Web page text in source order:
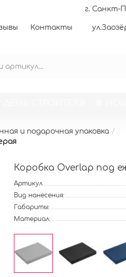
Контакты
г. Санкт-
и подарочная упаковка
Коробка Overlap под
Артикул
Вид нанесения:
Габариты:
Материал: